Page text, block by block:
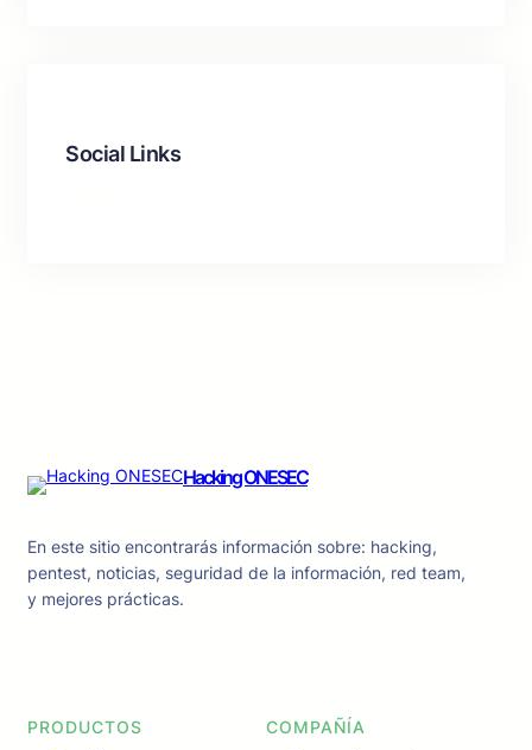
Social Links
Hacking ONESEC
En este sitio encontrarás información sobre: hacking,
pentest, noticias, seguridad de la información, red team,
y mejores prácticas.
PRODUCTOS
COMPAÑÍA